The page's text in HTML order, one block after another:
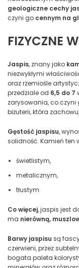
geologiczne cechy
czyni go cennym na
FIZYCZNE
Jaspis, znany jako
niezwykłymi
oraz rzemiośle
przedziale od 6,5 do 7
zarysowania, co
biżuterii, która
Gęstość jaspisu,
solidność. Kamień ten
świetlistym,
metalicznym,
tłustym.
Co więcej, jaspis jest
ma nierówną,
Barwy jaspisu są
czerwieni, przez
bogata paleta